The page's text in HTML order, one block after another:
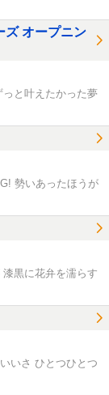
ズ オープニン
と叶えたかった夢
勢いあったほうが
黒に花弁を濡らす
いさ ひとつひとつ